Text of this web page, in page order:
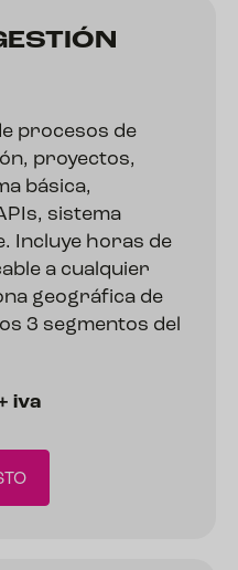
procesos de
proyectos,
básica,
sistema
Incluye horas de
a cualquier
geográfica de
3 segmentos del
iva